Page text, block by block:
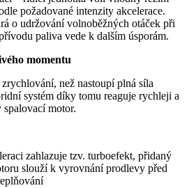
požadované intenzity akcelerace.
o udržování volnoběžných otáček při
paliva vede k dalším úsporám.
momentu
než nastoupí plná síla
systém díky tomu reaguje rychleji a
motor.
zahlazuje tzv. turboefekt, přidaný
slouží k vyrovnání prodlevy před